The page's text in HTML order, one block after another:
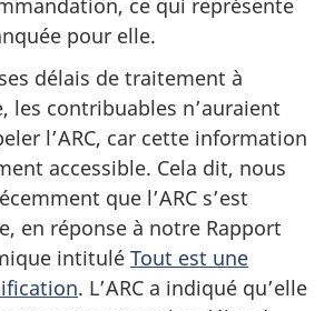
pour elle.
délais de traitement à
les contribuables n’auraient
l’ARC, car cette information
accessible. Cela dit, nous
que l’ARC s’est
en réponse à notre Rapport
intitulé Tout est une
. L’ARC a indiqué qu’elle